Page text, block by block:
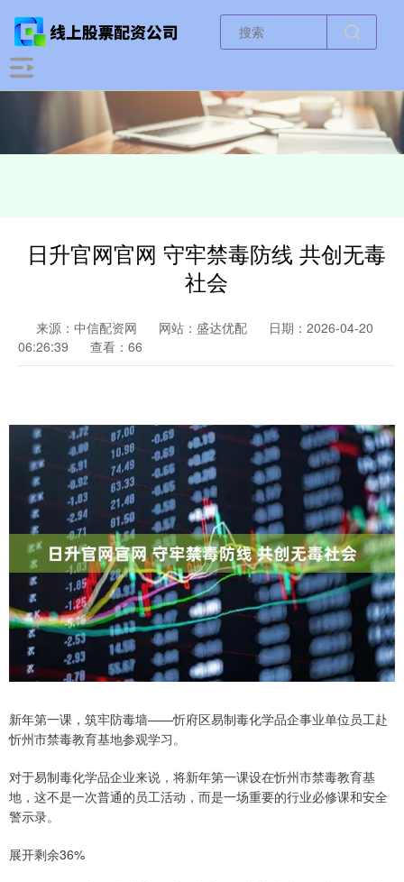
日升官网官网 守牢禁毒防线 共创无毒
社会
来源：中信配资网 网站：盛达优配
日期：2026-04-20
06:26:39
查看：66
新年第一课，筑牢防毒墙——忻府区易制毒化学品企事业单位员工赴
忻州市禁毒教育基地参观学习。
对于易制毒化学品企业来说，将新年第一课设在忻州市禁毒教育基
地，这不是一次普通的员工活动，而是一场重要的行业必修课和安全
警示录。
展开剩余36%